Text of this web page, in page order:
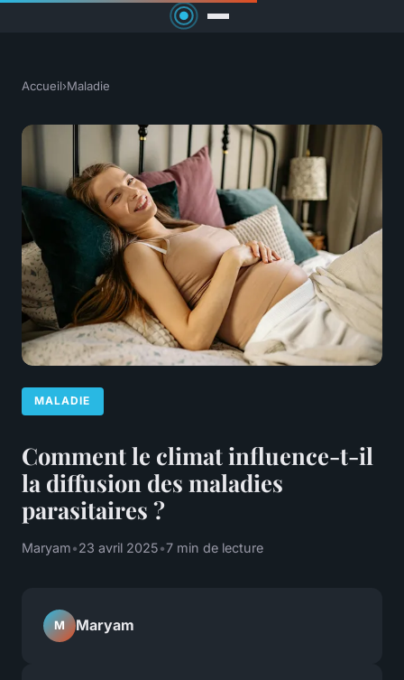
Accueil›Maladie
MALADIE
Comment le climat influence-t-il
la diffusion des maladies
parasitaires ?
Maryam•23 avril 2025•7 min de lecture
M Maryam